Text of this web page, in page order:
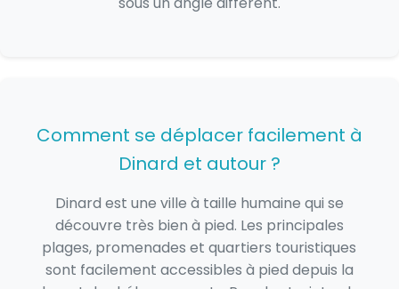
Comment se déplacer facilement à
Dinard et autour ?
Dinard est une ville à taille humaine qui se
découvre très bien à pied. Les principales
plages, promenades et quartiers touristiques
sont facilement accessibles à pied depuis la